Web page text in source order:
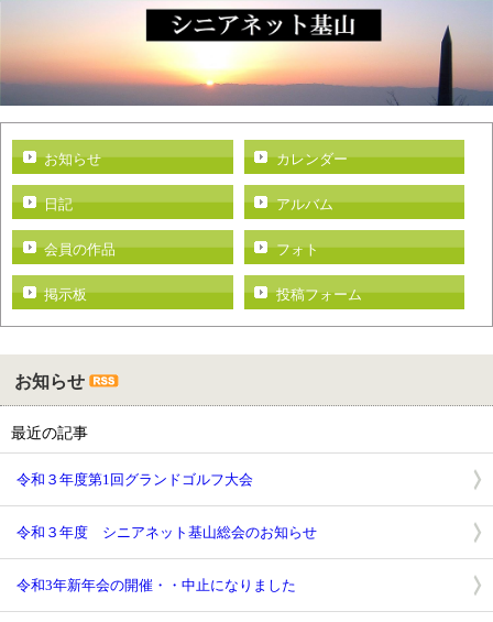
お知らせ カレンダー
日記 アルバム
会員の作品 フォト
掲示板 投稿フォーム
お知らせ
最近の記事
令和３年度第1回グランドゴルフ大会
令和３年度 シニアネット基山総会のお知らせ
令和3年新年会の開催・・中止になりました